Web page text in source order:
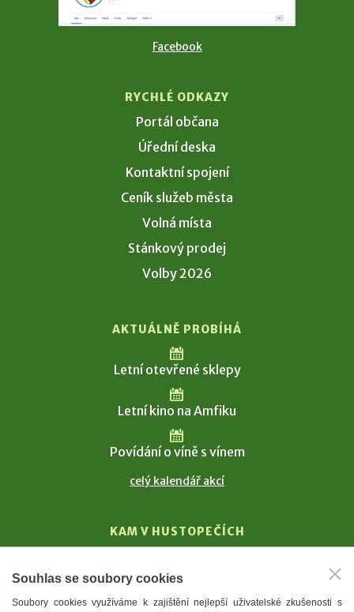
Facebook
RYCHLÉ ODKAZY
Portál občana
Úřední deska
Kontaktní spojení
Ceník služeb města
Volná místa
Stánkový prodej
Volby 2026
AKTUÁLNĚ PROBÍHÁ
Letní otevřené sklepy
Letní kino na Amfiku
Povídání o víně s vínem
celý kalendář akcí
KAM V HUSTOPEČÍCH
T. G. Masaryk
Mandloně
Souhlas se soubory cookies
Soubory cookies využíváme k zajištění nejlepší uživatelské zkušenosti s